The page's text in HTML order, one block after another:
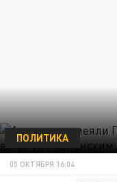
ПОЛИТИКА
05 ОКТЯБРЯ 16:04